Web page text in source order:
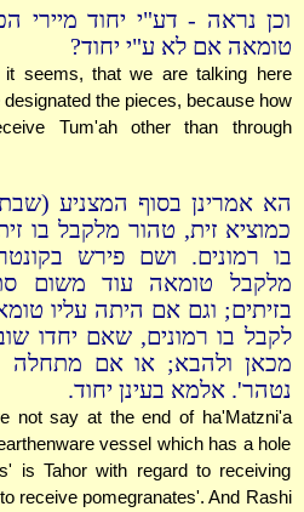
וכן נראה - דע"י יחוד מיירי
טומאה אם לא ע"י יחוד?
seems, that we are talking here
the pieces, because how
Tum'ah other than through
הא אמרינן בסוף המצניע
כמוציא זית, טהור מלקבל בו
בו רמונים. ושם פירש
מלקבל טומאה עוד משום
בזיתים; וגם אם היתה עליו
לקבל בו רמונים, שאם יחדו
מכאן ולהבא; או אם מתחלה
נטהר'. אלמא בעינן יחוד.
not say at the end of ha'Matzni'a
vessel which has a hole
is Tahor with regard to receiving
receive pomegranates'. And Rashi